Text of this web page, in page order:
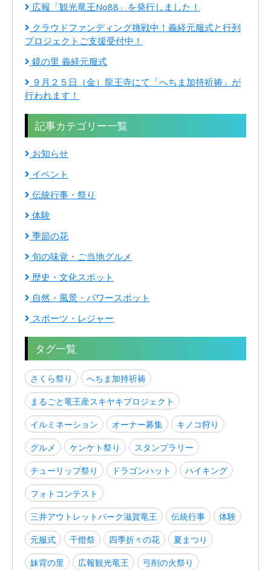
広報「観光竜王No88」を発行しました！
クラウドファンディング挑戦中！義経元服式と行列
プロジェクトご支援受付中！
鏡の里 義経元服式
９月２５日（金）龍王寺にて「へちま加持祈祷」が
行われます！
記事カテゴリー一覧
お知らせ
イベント
伝統行事・祭り
体験
季節の花
旬の味覚・ご当地グルメ
歴史・文化スポット
自然・風景・パワースポット
スポーツ・レジャー
タグ一覧
さくら祭り
へちま加持祈祷
まるごと竜王産スキヤキプロジェクト
イルミネーション
オーナー募集
キノコ狩り
グルメ
ケンケト祭り
スタンプラリー
チューリップ祭り
ドラゴンハット
ハイキング
フォトコンテスト
三井アウトレットパーク滋賀竜王
伝統行事
体験
元服式
千燈祭 四季折々の花
夏まつり
妹背の里
広報観光竜王
弓削の火祭り